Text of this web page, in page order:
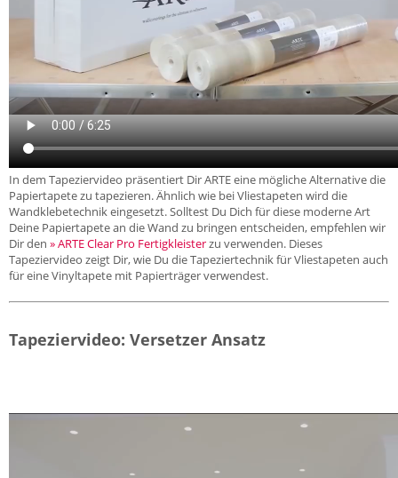
In dem Tapeziervideo präsentiert Dir ARTE eine mögliche Alternative die
Papiertapete zu tapezieren. Ähnlich wie bei Vliestapeten wird die
Wandklebetechnik eingesetzt. Solltest Du Dich für diese moderne Art
Deine Papiertapete an die Wand zu bringen entscheiden, empfehlen wir
Dir den » ARTE Clear Pro Fertigkleisterzu verwenden. Dieses
Tapeziervideo zeigt Dir, wie Du die Tapeziertechnik für Vliestapeten auch
für eine Vinyltapete mit Papierträger verwendest.
Tapeziervideo: Versetzer Ansatz